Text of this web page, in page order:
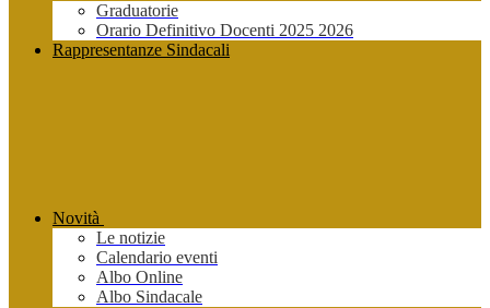
Graduatorie
Orario Definitivo Docenti 2025 2026
Rappresentanze Sindacali
Novità
Le notizie
Calendario eventi
Albo Online
Albo Sindacale